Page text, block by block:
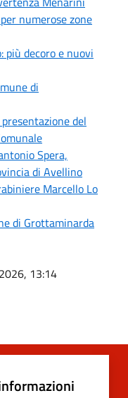
numerose zone
più decoro e nuovi
di
del
Spera,
di Avellino
Marcello Lo
di Grottaminarda
13:14